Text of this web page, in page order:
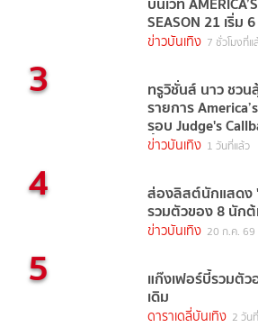
SEASON 21 เริ่ม
TrueVisions NOW
ข่าวบันเทิง 7 ชั่วโมงที่แ
3 ทรูวิชั่นส์ นาว ชวน
รายการ
รอบ Judge's
นี้
ข่าวบันเทิง 1 วันที่แล้ว
4 ส่องลิสต์นักแสดง
รวมตัวของ 8 นัก
ข่าวบันเทิง 20 ก.ค. 69
5 แก๊งเฟอร์บี้รวมตั
เดิม
ดาราเดลี่บันเทิง 2 วัน